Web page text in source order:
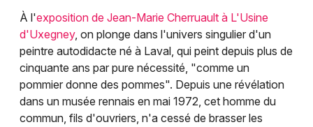
À l'exposition de Jean-Marie Cherruault à L'Usine
d'Uxegney, on plonge dans l'univers singulier d'un
peintre autodidacte né à Laval, qui peint depuis plus de
cinquante ans par pure nécessité, "comme un
pommier donne des pommes". Depuis une révélation
dans un musée rennais en mai 1972, cet homme du
commun, fils d'ouvriers, n'a cessé de brasser les